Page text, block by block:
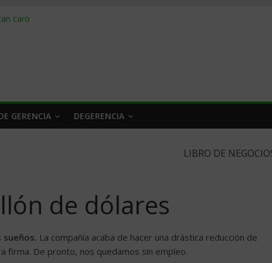
en 2026
qué hacer
y venderle
GERENCIA DEGERENCIA
LIBRO DE
de dólares
La compañía acaba de hacer una drástica reducción de
firma. De pronto, nos quedamos sin empleo.